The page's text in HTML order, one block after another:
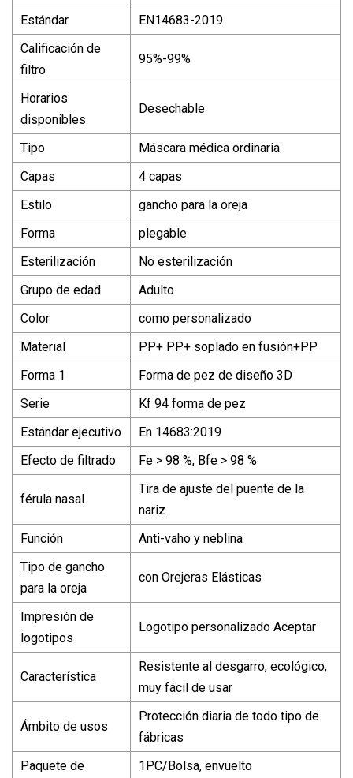
Estándar
EN14683-2019
Calificación de
filtro
95%-99%
Horarios
disponibles
Desechable
Tipo
Máscara médica ordinaria
Capas
4 capas
Estilo
gancho para la oreja
Forma
plegable
Esterilización
No esterilización
Grupo de edad
Adulto
Color
como personalizado
Material
PP+ PP+ soplado en fusión+PP
Forma 1
Forma de pez de diseño 3D
Serie
Kf 94 forma de pez
Estándar ejecutivo
En 14683:2019
Efecto de filtrado
Fe > 98 %, Bfe > 98 %
férula nasal
Tira de ajuste del puente de la
nariz
Función
Anti-vaho y neblina
Tipo de gancho
para la oreja
con Orejeras Elásticas
Impresión de
logotipos
Logotipo personalizado Aceptar
Característica
Resistente al desgarro, ecológico,
muy fácil de usar
Ámbito de usos
Protección diaria de todo tipo de
fábricas
Paquete de
1PC/Bolsa, envuelto